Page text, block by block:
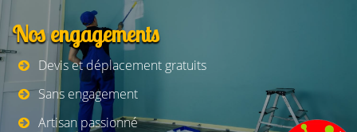
Nos engagements
Devis et déplacement gratuits
Sans engagement
Artisan passionné